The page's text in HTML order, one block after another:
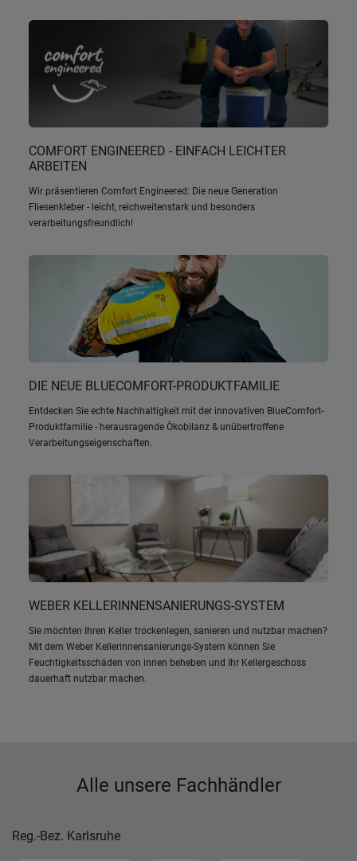
COMFORT ENGINEERED - EINFACH LEICHTER
ARBEITEN
Wir präsentieren Comfort Engineered: Die neue Generation
Fliesenkleber - leicht, reichweitenstark und besonders
verarbeitungsfreundlich!
DIE NEUE BLUECOMFORT-PRODUKTFAMILIE
Entdecken Sie echte Nachhaltigkeit mit der innovativen BlueComfort-
Produktfamilie - herausragende Ökobilanz & unübertroffene
Verarbeitungseigenschaften.
WEBER KELLERINNENSANIERUNGS-SYSTEM
Sie möchten Ihren Keller trockenlegen, sanieren und nutzbar machen?
Mit dem Weber Kellerinnensanierungs-System können Sie
Feuchtigkeitsschäden von innen beheben und Ihr Kellergeschoss
dauerhaft nutzbar machen.
Alle unsere Fachhändler
Reg.-Bez. Karlsruhe